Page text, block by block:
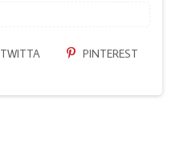
TWITTA PINTEREST